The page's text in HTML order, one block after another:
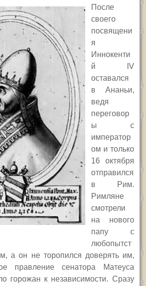
После
своего
посвящени
я
Иннокенти
й
IV
оставался
в Ананьи,
ведя
переговор
ы с
император
ом и только
16 октября
отправился
в Рим.
Римляне
смотрели
на нового
папу с
любопытст
а он не торопился доверять им,
правление сенатора Матеуса
горожан к независимости. Сразу